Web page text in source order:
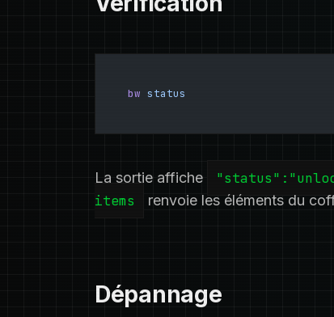
bw status
La sortie affiche
items
renvoie les éléments du
Dépannage